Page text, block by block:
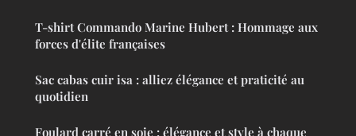
T-shirt Commando Marine Hubert : Hommage aux
forces d'élite françaises
Sac cabas cuir isa : alliez élégance et praticité au
quotidien
Foulard carré en soie : élégance et style à chaque